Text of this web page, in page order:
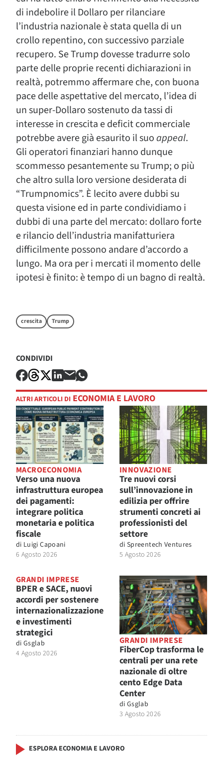
di indebolire il Dollaro per rilanciare
l’industria nazionale è stata quella di un
crollo repentino, con successivo parziale
recupero. Se Trump dovesse tradurre solo
parte delle proprie recenti dichiarazioni in
realtà, potremmo affermare che, con buona
pace delle aspettative del mercato, l’idea di
un super-Dollaro sostenuto da tassi di
interesse in crescita e deficit commerciale
potrebbe avere già esaurito il suoappeal.
Gli operatori finanziari hanno dunque
scommesso pesantemente su Trump; o più
che altro sulla loro versione desiderata di
“Trumpnomics”. È lecito avere dubbi su
questa visione ed in parte condividiamo i
dubbi di una parte del mercato: dollaro forte
e rilancio dell’industria manifatturiera
difficilmente possono andare d’accordo a
lungo. Ma ora per i mercati il momento delle
ipotesi è finito: è tempo di un bagno di realtà.
crescita Trump
CONDIVIDI
ALTRI ARTICOLI DI ECONOMIA E LAVORO
MACROECONOMIA
Verso una nuova
infrastruttura europea
dei pagamenti:
integrare politica
monetaria e politica
fiscale
di Luigi Capoani
6 Agosto 2026
INNOVAZIONE
Tre nuovi corsi
sull’innovazione in
edilizia per offrire
strumenti concreti ai
professionisti del
settore
di Spreentech Ventures
5 Agosto 2026
GRANDI IMPRESE
BPER e SACE, nuovi
accordi per sostenere
internazionalizzazione
e investimenti
strategici
di Gsglab
4 Agosto 2026
GRANDI IMPRESE
FiberCop trasforma le
centrali per una rete
nazionale di oltre
cento Edge Data
Center
di Gsglab
3 Agosto 2026
ESPLORA ECONOMIA E LAVORO